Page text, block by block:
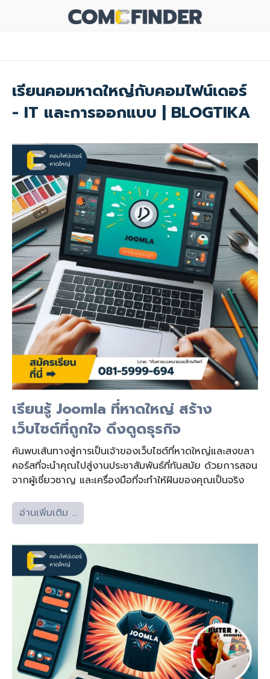
เรียนคอมหาดใหญ่กับคอมไฟน์เดอร์
- IT และการออกแบบ | BLOGTIKA
เรียนรู้ Joomla ที่หาดใหญ่ สร้าง
เว็บไซต์ที่ถูกใจ ดึงดูดธุรกิจ
ค้นพบเส้นทางสู่การเป็นเจ้าของเว็บไซต์ที่หาดใหญ่และสงขลา
คอร์สที่จะนำคุณไปสู่งานประชาสัมพันธ์ที่ทันสมัย ด้วยการสอน
จากผู้เชี่ยวชาญ และเครื่องมือที่จะทำให้ฝันของคุณเป็นจริง
อ่านเพิ่มเติม …